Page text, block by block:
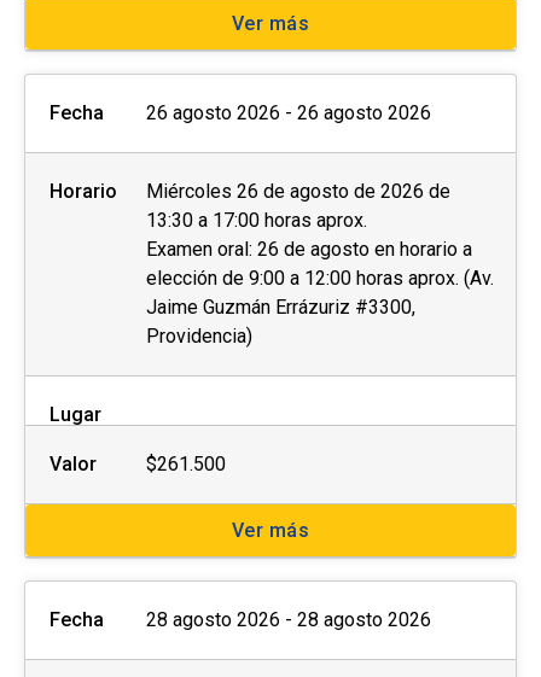
Ver más
Fecha 26 agosto 2026 - 26 agosto 2026
Horario
Miércoles 26 de agosto de 2026 de
13:30 a 17:00 horas aprox.
Examen oral: 26 de agosto en horario a
elección de 9:00 a 12:00 horas aprox. (Av.
Jaime Guzmán Errázuriz #3300,
Providencia)
Lugar
Valor $261.500
Ver más
Fecha 28 agosto 2026 - 28 agosto 2026